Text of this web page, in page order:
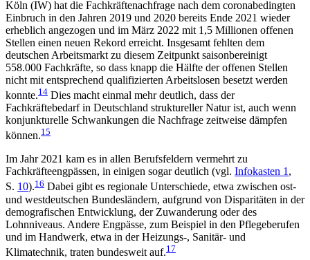
Köln (IW) hat die Fach­kräftenachfrage nach dem coronabedingten
Einbruch in den Jahren 2019 und 2020 bereits Ende 2021 wie­der
erheblich angezogen und im März 2022 mit 1,5 Millionen offenen
Stellen einen neuen Rekord er­reicht. Insgesamt fehlten dem
deutschen Arbeitsmarkt zu diesem Zeitpunkt saisonbereinigt
558.000 Fachkräfte, so dass knapp die Hälfte der offenen Stellen
nicht mit entsprechend qualifizierten Arbeits­losen besetzt werden
konnte.14 Dies macht einmal mehr deutlich, dass der
Fachkräftebedarf in Deutschland struktureller Natur ist, auch wenn
konjunkturelle Schwankungen die Nachfrage zeitweise dämpfen
können.15
Im Jahr 2021 kam es in allen Berufsfeldern vermehrt zu
Fachkräfteengpässen, in einigen sogar deut­lich (vgl. Infokasten 1 ,
S. 10).16 Dabei gibt es regionale Unterschiede, etwa zwischen ost-
und westdeutschen Bundesländern, aufgrund von Disparitäten in der
demo­grafischen Entwicklung, der Zuwanderung oder des
Lohnniveaus. Andere Engpässe, zum Beispiel in den Pflegeberufen
und im Handwerk, etwa in der Hei­zungs-, Sanitär- und
Klimatechnik, traten bundesweit auf.17